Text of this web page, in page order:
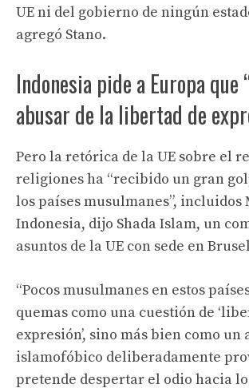
UE ni del gobierno de ningún
agregó Stano.
Indonesia pide a Europa que
abusar de la libertad de
Pero la retórica de la UE sobre el
religiones ha “recibido un gran
los países musulmanes”, incluidos
Indonesia, dijo Shada Islam, un
asuntos de la UE con sede en
“Pocos musulmanes en estos
quemas como una cuestión de
expresión’, sino más bien como un
islamofóbico deliberadamente
pretende despertar el odio hacia